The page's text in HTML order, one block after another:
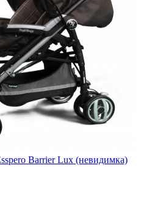
Barrier Lux (невидимка)